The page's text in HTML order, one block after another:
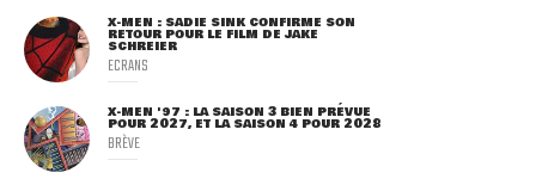
X-MEN : SADIE SINK CONFIRME SON
RETOUR POUR LE FILM DE JAKE
SCHREIER
ECRANS
X-MEN '97 : LA SAISON 3 BIEN PRÉVUE
POUR 2027, ET LA SAISON 4 POUR 2028
BRÈVE